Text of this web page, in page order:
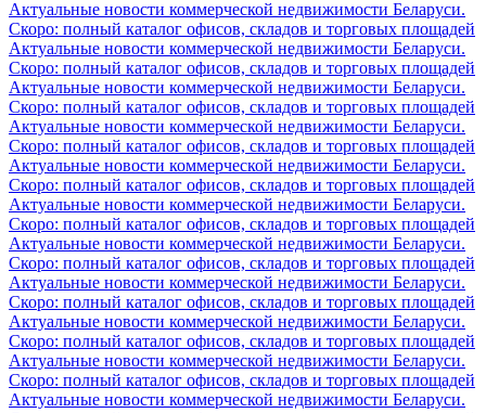
Актуальные новости коммерческой недвижимости Беларуси.
Скоро: полный каталог офисов, складов и торговых площадей
Актуальные новости коммерческой недвижимости Беларуси.
Скоро: полный каталог офисов, складов и торговых площадей
Актуальные новости коммерческой недвижимости Беларуси.
Скоро: полный каталог офисов, складов и торговых площадей
Актуальные новости коммерческой недвижимости Беларуси.
Скоро: полный каталог офисов, складов и торговых площадей
Актуальные новости коммерческой недвижимости Беларуси.
Скоро: полный каталог офисов, складов и торговых площадей
Актуальные новости коммерческой недвижимости Беларуси.
Скоро: полный каталог офисов, складов и торговых площадей
Актуальные новости коммерческой недвижимости Беларуси.
Скоро: полный каталог офисов, складов и торговых площадей
Актуальные новости коммерческой недвижимости Беларуси.
Скоро: полный каталог офисов, складов и торговых площадей
Актуальные новости коммерческой недвижимости Беларуси.
Скоро: полный каталог офисов, складов и торговых площадей
Актуальные новости коммерческой недвижимости Беларуси.
Скоро: полный каталог офисов, складов и торговых площадей
Актуальные новости коммерческой недвижимости Беларуси.